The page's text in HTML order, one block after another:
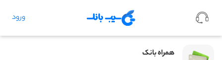
ورود
همراه بانک